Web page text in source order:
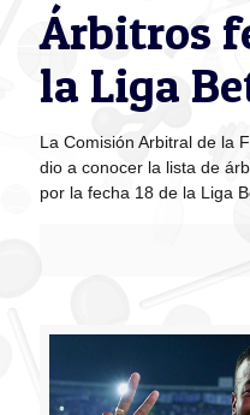
Árbitros
la Liga
La Comisión Arbitral de la
dio a conocer la lista de
por la fecha 18 de la Liga